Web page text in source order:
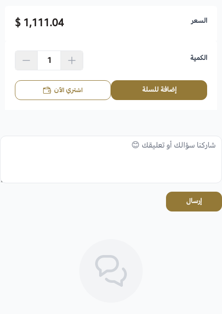
السعر 1,111.04 $
الكمية
إضافة للسلة اشتري الآن
إرسال